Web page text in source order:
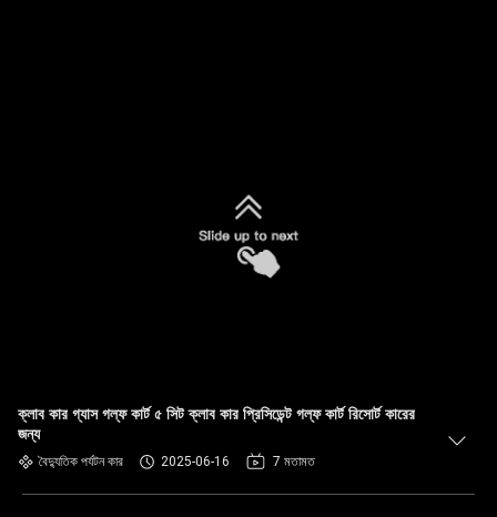
ক্লাব কার গ্যাস গল্ফ কার্ট ৫ সিট ক্লাব কার প্রিসিডেন্ট গল্ফ কার্ট রিসোর্ট কারের
জন্য
বৈদ্যুতিক পর্যটন কার 2025-06-16 7 মতামত